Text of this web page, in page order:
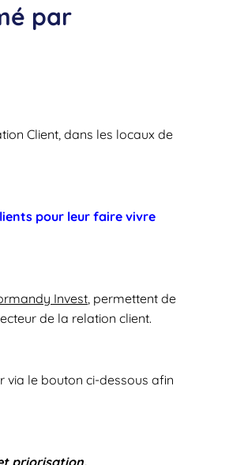
par
Client, dans les locaux de
pour leur faire vivre
Invest, permettent de
de la relation client.
via le bouton ci-dessous afin